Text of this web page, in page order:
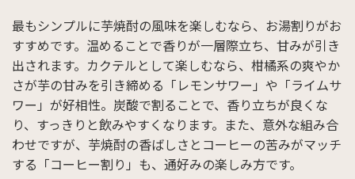
最もシンプルに芋焼酎の風味を楽しむなら、お湯割りがお
すすめです。温めることで香りが一層際立ち、甘みが引き
出されます。カクテルとして楽しむなら、柑橘系の爽やか
さが芋の甘みを引き締める「レモンサワー」や「ライムサ
ワー」が好相性。炭酸で割ることで、香り立ちが良くな
り、すっきりと飲みやすくなります。また、意外な組み合
わせですが、芋焼酎の香ばしさとコーヒーの苦みがマッチ
する「コーヒー割り」も、通好みの楽しみ方です。